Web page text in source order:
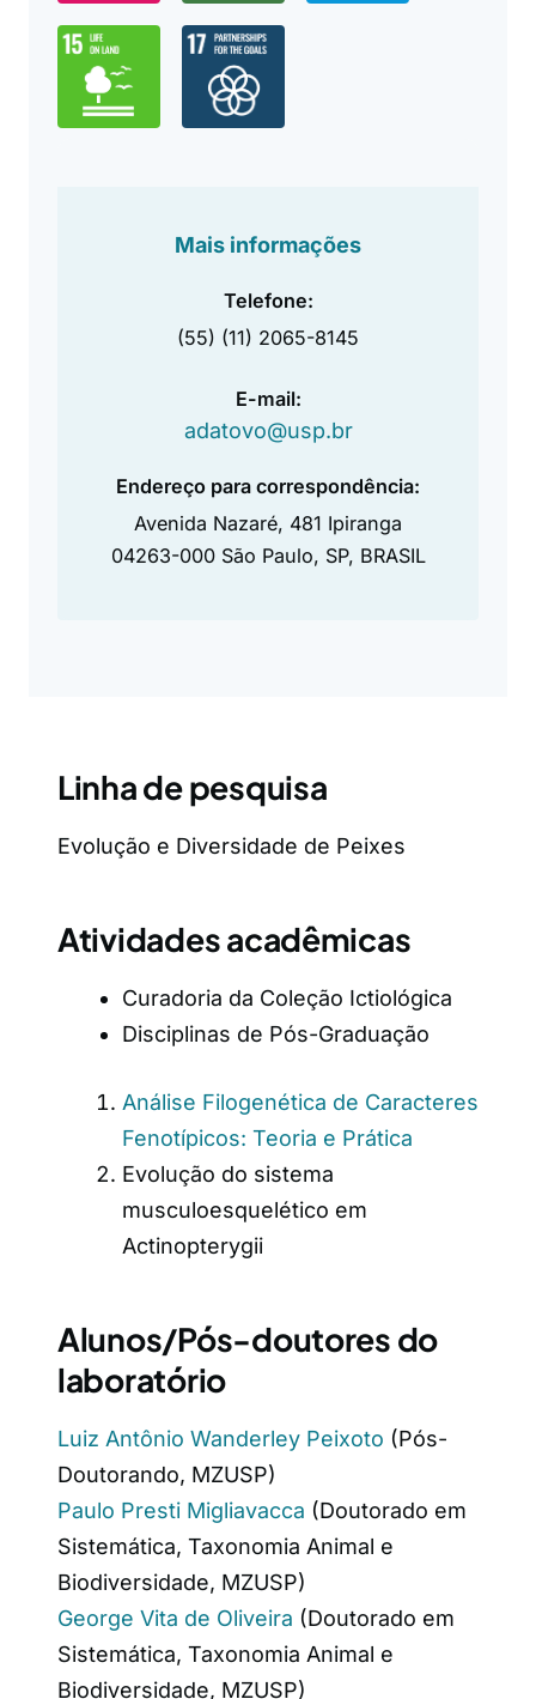
Mais informações
Telefone:
(55) (11) 2065-8145
E-mail:
adatovo@usp.br
Endereço para correspondência:
Avenida Nazaré, 481 Ipiranga
04263-000 São Paulo, SP, BRASIL
Linha de pesquisa
Evolução e Diversidade de Peixes
Atividades acadêmicas
Curadoria da Coleção Ictiológica
Disciplinas de Pós-Graduação
Análise Filogenética de Caracteres
Fenotípicos: Teoria e Prática
Evolução do sistema
musculoesquelético em
Actinopterygii
Alunos/Pós-doutores do
laboratório
Luiz Antônio Wanderley Peixoto (Pós-
Doutorando, MZUSP)
Paulo Presti Migliavacca (Doutorado em
Sistemática, Taxonomia Animal e
Biodiversidade, MZUSP)
George Vita de Oliveira (Doutorado em
Sistemática, Taxonomia Animal e
Biodiversidade, MZUSP)